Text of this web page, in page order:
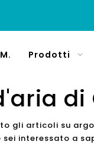
Prodotti
di
gli articoli su
interessato a